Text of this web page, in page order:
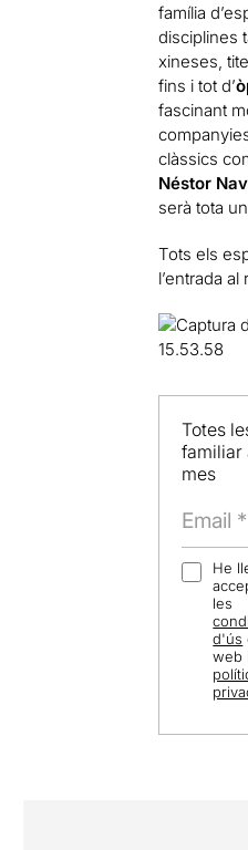
família
disciplines
xineses,
fins i tot d’
fascinant
clàssics
Néstor
serà tota
Tots els
l’entrada al
Totes
familiar
mes
He
les
d'ús
web